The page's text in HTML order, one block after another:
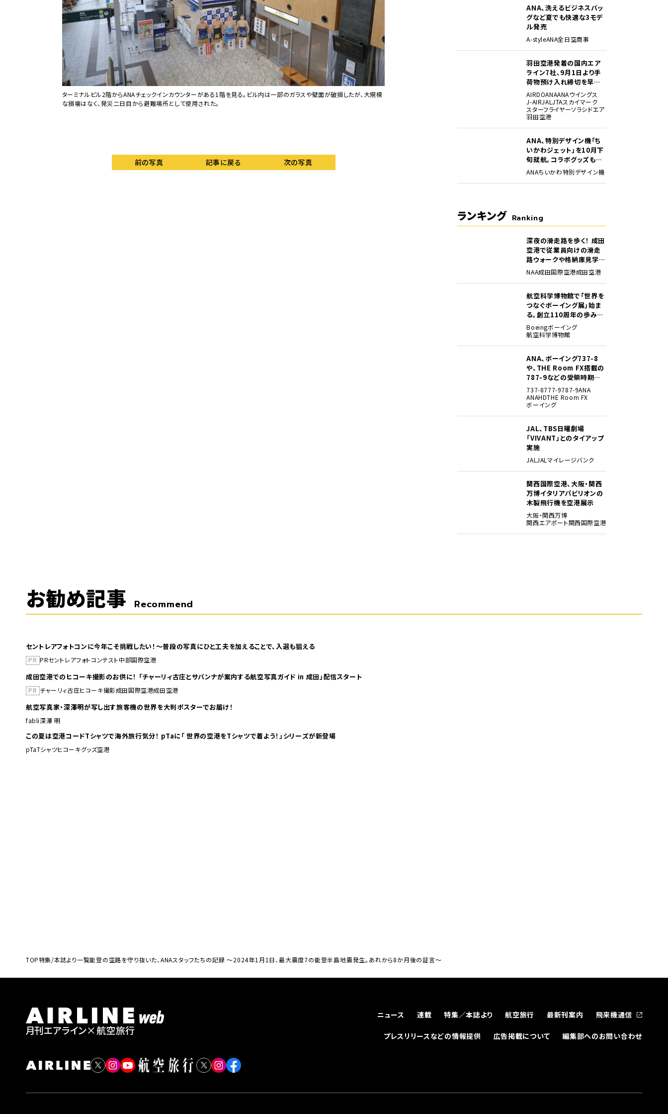
ターミナルビル2階からANAチェックインカウンターがある1階を見る。ビル内は一部のガラスや壁面が破損したが、大規模
な損壊はなく、発災二日目から避難場所として使用された。
お隣、小松空港のスタッフにより届けられた全国からの能登空港応援メッセージが書かれた横断幕。
前の写真 記事に戻る 次の写真
ANA、洗えるビジネスバッ
グなど夏でも快適な3モデ
ル発売
A-styleANA全日空商事
羽田空港発着の国内エア
ライン7社、9月1日より手
荷物預け入れ締切を早期
化・厳格化。定時性確保に
向け
AIRDOANAANAウイングス
J-AIRJALJTAスカイマーク
スターフライヤーソラシドエア
羽田空港
ANA、特別デザイン機「ち
いかわジェット」を10月下
旬就航。コラボグッズも展
開
ANAちいかわ特別デザイン機
ランキング Ranking
深夜の滑走路を歩く！ 成田
空港で従業員向けの滑走
路ウォークや格納庫見学イ
ベントを初開催
NAA成田国際空港成田空港
航空科学博物館で「世界を
つなぐボーイング展」始ま
る。創立110周年の歩みを
貴重な資料でたどる
Boeingボーイング
航空科学博物館
ANA、ボーイング737-8
や、THE Room FX搭載の
787-9などの受領時期見
込みを明らかに
737-8777-9787-9ANA
ANAHDTHE Room FX
ボーイング
JAL、TBS日曜劇場
「VIVANT」とのタイアップ
実施
JALJALマイレージバンク
関西国際空港、大阪・関西
万博イタリアパビリオンの
木製飛行機を空港展示
大阪・関西万博
関西エアポート関西国際空港
お勧め記事 Recommend
セントレアフォトコンに今年こそ挑戦したい！～普段の写真にひと工夫を加えることで、入選も狙える
PR PRセントレアフォトコンテスト中部国際空港
成田空港でのヒコーキ撮影のお供に！ 「チャーリィ古庄とサバンナが案内する航空写真ガイド in 成田」配信スタート
PR チャーリィ古庄ヒコーキ撮影成田国際空港成田空港
航空写真家・深澤明が写し出す旅客機の世界を大判ポスターでお届け！
fabli深澤 明
この夏は空港コードTシャツで海外旅行気分！ pTaに「 世界の空港をTシャツで着よう！」シリーズが新登場
pTaTシャツヒコーキグッズ空港
TOP特集/本誌より一覧能登の空路を守り抜いた、ANAスタッフたちの記録 〜2024年1月1日、最大震度7の能登半島地震発生。あれから8か月後の証言〜
ニュース 連載 特集／本誌より 航空旅行 最新刊案内 飛来機通信
プレスリリースなどの情報提供 広告掲載について 編集部へのお問い合わせ